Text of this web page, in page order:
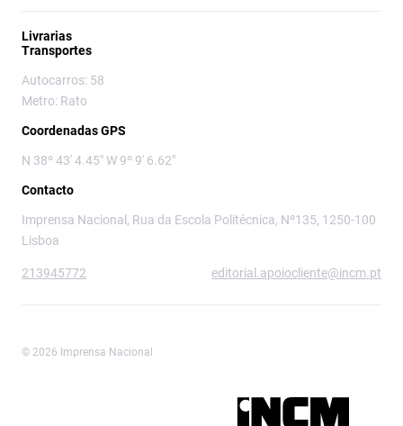
Livrarias
Transportes
Autocarros: 58
Metro: Rato
Coordenadas GPS
N 38º 43' 4.45" W 9º 9' 6.62"
Contacto
Imprensa Nacional, Rua da Escola Politécnica, Nº135, 1250-100
Lisboa
213945772 editorial.apoiocliente@incm.pt
© 2026 Imprensa Nacional